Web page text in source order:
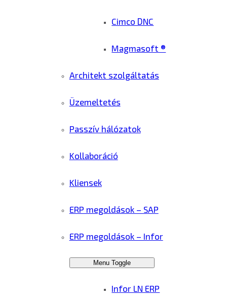
Cimco DNC
Magmasoft ®
Architekt szolgáltatás
Üzemeltetés
Passzív hálózatok
Kollaboráció
Kliensek
ERP megoldások – SAP
ERP megoldások – Infor
Menu Toggle
Infor LN ERP